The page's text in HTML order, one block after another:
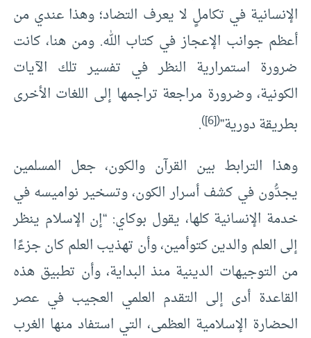
الإنسانية في تكاملٍ لا يعرف التضاد؛ وهذا عندي من
أعظم جوانب الإعجاز في كتاب الله. ومن هنا، كانت
ضرورة استمرارية النظر في تفسير تلك الآيات
الكونية، وضرورة مراجعة تراجمها إلى اللغات الأخرى
بطريقة دورية”(
[6]
)
.
وهذا الترابط بين القرآن والكون، جعل المسلمين
يجدُّون في كشف أسرار الكون، وتسخير نواميسه في
خدمة الإنسانية كلها، يقول بوكاي: “إن الإسلام ينظر
إلى العلم والدين كتوأمين، وأن تهذيب العلم كان جزءًا
من التوجيهات الدينية منذ البداية، وأن تطبيق هذه
القاعدة أدى إلى التقدم العلمي العجيب في عصر
الحضارة الإسلامية العظمى، التي استفاد منها الغرب